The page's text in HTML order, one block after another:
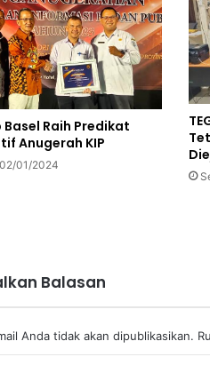
Basel Raih Predikat
Anugerah KIP
01/2024
Balasan
Anda tidak akan dipublikasikan.